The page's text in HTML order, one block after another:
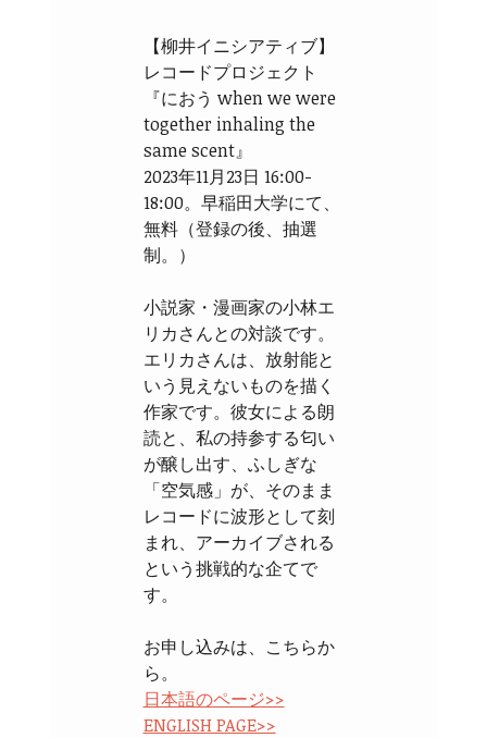
【柳井イニシアティブ】
レコードプロジェクト
『におう when we were
together inhaling the
same scent』
2023年11月23日 16:00-
18:00。早稲田大学にて、
無料（登録の後、抽選
制。）
小説家・漫画家の小林エ
リカさんとの対談です。
エリカさんは、放射能と
いう見えないものを描く
作家です。彼女による朗
読と、私の持参する匂い
が醸し出す、ふしぎな
「空気感」が、そのまま
レコードに波形として刻
まれ、アーカイブされる
という挑戦的な企てで
す。
お申し込みは、こちらか
ら。
日本語のページ>>
ENGLISH PAGE>>